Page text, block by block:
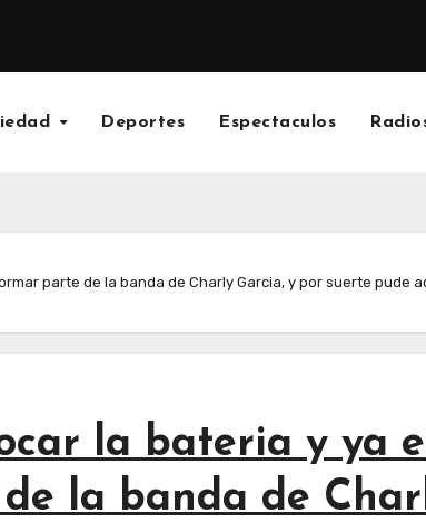
Deportes Espectaculos
parte de la banda de Charly Garcia, y por suerte pude
la bateria y ya
la banda de